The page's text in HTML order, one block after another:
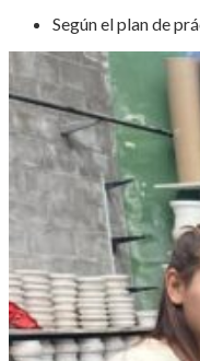
Según el plan de